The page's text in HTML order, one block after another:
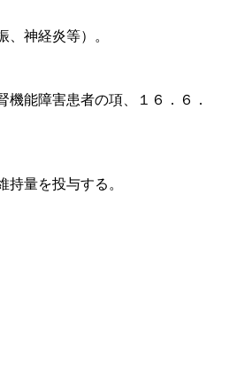
神経炎等）。
能障害患者の項、１６．６．
量を投与する。